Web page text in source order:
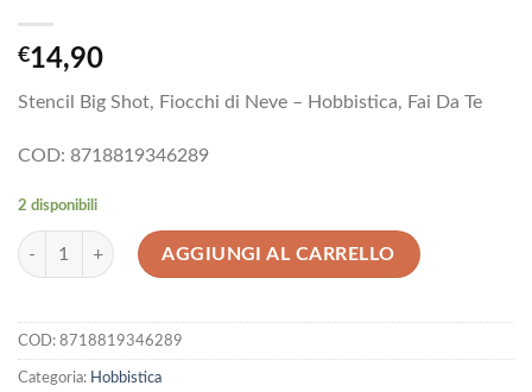
€14,90
Stencil Big Shot, Fiocchi di Neve – Hobbistica, Fai Da Te
COD: 8718819346289
2 disponibili
Stencil Big Shot, Fiocchi di Neve - Hobbistica, Fai Da Te quantità
AGGIUNGI AL CARRELLO
COD: 8718819346289
Categoria: Hobbistica